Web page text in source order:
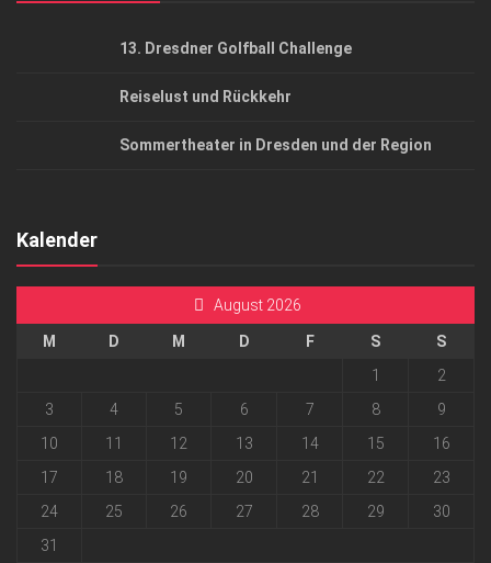
13. Dresdner Golfball Challenge
Reiselust und Rückkehr
Sommertheater in Dresden und der Region
Kalender
August 2026
M D M D F S
S
1
2
3
4 5 6 7 8
9
10
11 12 13 14 15
16
17
18 19 20 21 22
23
24
25 26 27 28 29
30
31